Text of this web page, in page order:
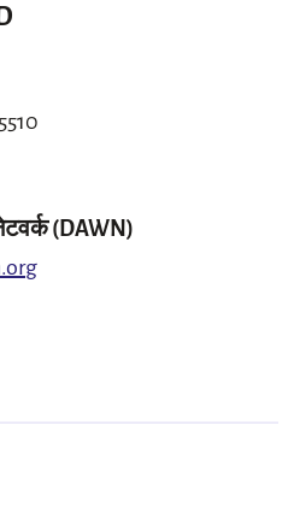
नेटवर्क (DAWN)